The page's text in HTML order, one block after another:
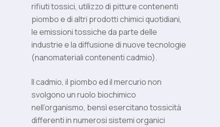
rifiuti tossici, utilizzo di pitture contenenti
piombo e di altri prodotti chimici quotidiani,
le emissioni tossiche da parte delle
industrie e la diffusione di nuove tecnologie
(nanomateriali contenenti cadmio).
Il cadmio, il piombo ed il mercurio non
svolgono un ruolo biochimico
nell’organismo, bensì esercitano tossicità
differenti in numerosi sistemi organici